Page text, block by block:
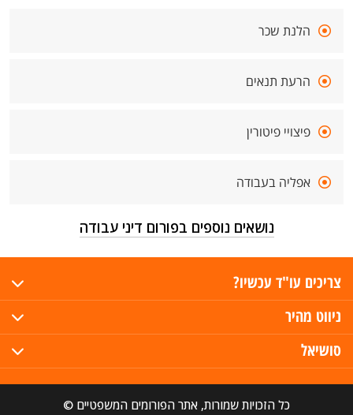
הלנת שכר
הרעת תנאים
פיצויי פיטורין
אפליה בעבודה
נושאים נוספים בפורום דיני עבודה
צריכים עו"ד עכשיו?
ניווט מהיר
סושיאל
כל הזכויות שמורות, אתר הפורומים המשפטיים ©